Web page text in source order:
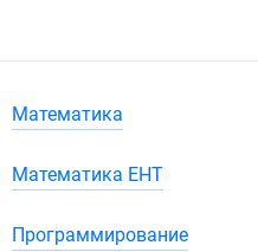
Математика
Математика ЕНТ
Программирование